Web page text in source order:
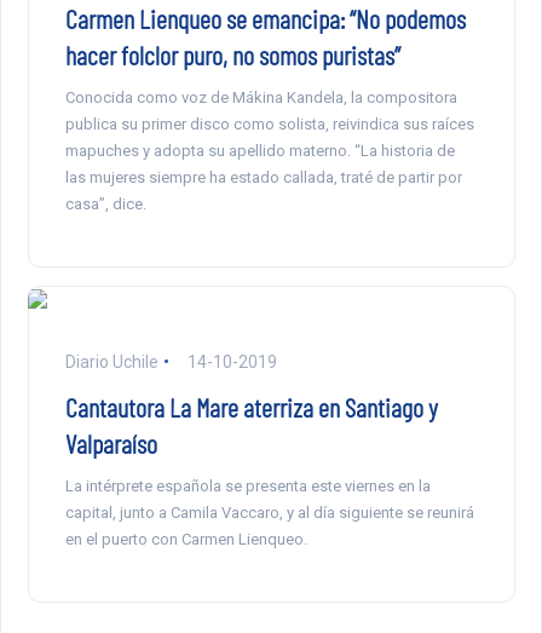
Carmen Lienqueo se emancipa: “No podemos
hacer folclor puro, no somos puristas”
Conocida como voz de Mákina Kandela, la compositora
publica su primer disco como solista, reivindica sus raíces
mapuches y adopta su apellido materno. “La historia de
las mujeres siempre ha estado callada, traté de partir por
casa”, dice.
Diario Uchile 14-10-2019
Cantautora La Mare aterriza en Santiago y
Valparaíso
La intérprete española se presenta este viernes en la
capital, junto a Camila Vaccaro, y al día siguiente se reunirá
en el puerto con Carmen Lienqueo.